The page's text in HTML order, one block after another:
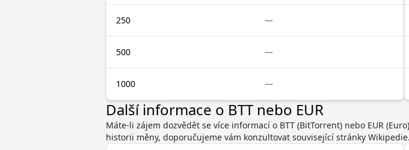
250 —
500 —
1000 —
Další informace o BTT nebo EUR
Máte-li zájem dozvědět se více informací o BTT (BitTorrent) nebo EUR
historii měny, doporučujeme vám konzultovat související stránky Wikipedie.